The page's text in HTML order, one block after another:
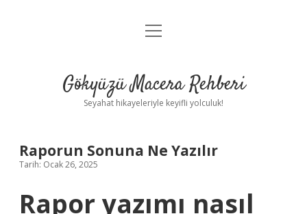
Anasayfa
Yasal Uyarı
menüyü
Gökyüzü Macera Rehberi
Seyahat hikayeleriyle keyifli yolculuk!
Raporun Sonuna Ne Yazılır
Tarih: Ocak 26, 2025
Rapor yazımı nasıl